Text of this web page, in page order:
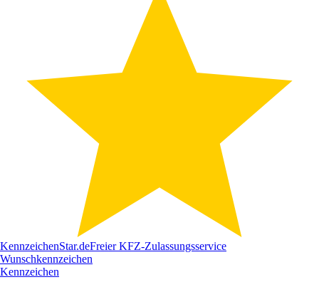
KennzeichenStar.deFreier KFZ-Zulassungsservice
Wunschkennzeichen
Kennzeichen